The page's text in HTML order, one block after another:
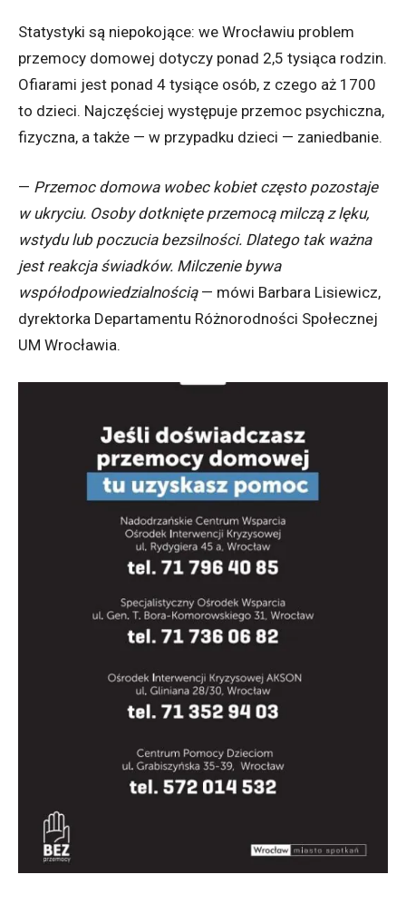
Statystyki są niepokojące: we Wrocławiu problem
przemocy domowej dotyczy ponad 2,5 tysiąca rodzin.
Ofiarami jest ponad 4 tysiące osób, z czego aż 1700
to dzieci. Najczęściej występuje przemoc psychiczna,
fizyczna, a także — w przypadku dzieci — zaniedbanie.
— Przemoc domowa wobec kobiet często pozostaje
w ukryciu. Osoby dotknięte przemocą milczą z lęku,
wstydu lub poczucia bezsilności. Dlatego tak ważna
jest reakcja świadków. Milczenie bywa
współodpowiedzialnością— mówi Barbara Lisiewicz,
dyrektorka Departamentu Różnorodności Społecznej
UM Wrocławia.